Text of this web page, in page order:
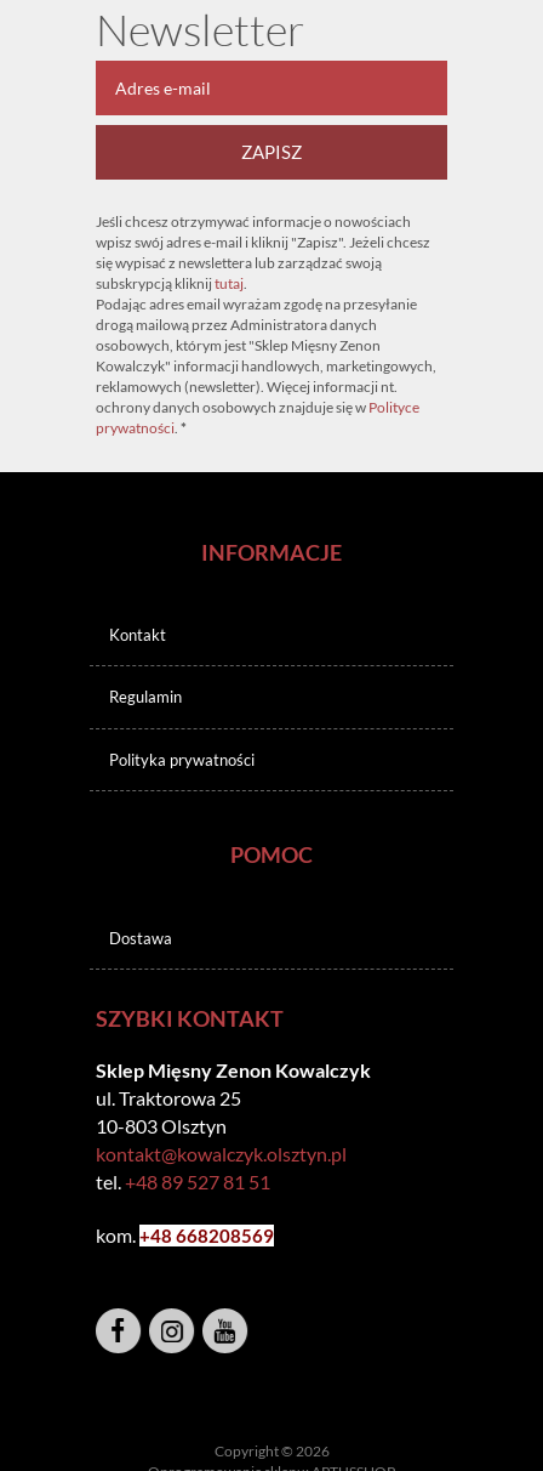
Newsletter
ZAPISZ
Jeśli chcesz otrzymywać informacje o nowościach
wpisz swój adres e-mail i kliknij "Zapisz". Jeżeli chcesz
się wypisać z newslettera lub zarządzać swoją
subskrypcją kliknijtutaj
Podając adres email wyrażam zgodę na przesyłanie
drogą mailową przez Administratora danych
osobowych, którym jest "Sklep Mięsny Zenon
Kowalczyk" informacji handlowych, marketingowych,
reklamowych (newsletter). Więcej informacji nt.
ochrony danych osobowych znajduje się w Polityce
prywatności *
INFORMACJE
Kontakt
Regulamin
Polityka prywatności
POMOC
Dostawa
SZYBKI KONTAKT
Sklep Mięsny Zenon Kowalczyk
ul. Traktorowa 25
10-803 Olsztyn
kontakt@kowalczyk.olsztyn.pl
tel.+48 89 527 81 51
kom.+48 668208569
Copyright © 2026